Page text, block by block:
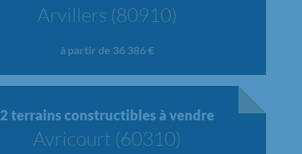
Arvillers (80910)
à partir de 36 386 €
2 terrains constructibles à vendre
Avricourt (60310)